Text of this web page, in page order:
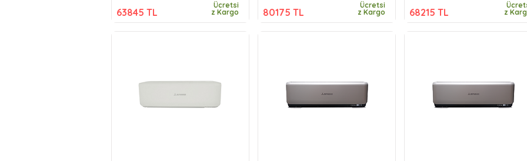
63845 TL
Ücretsi
z Kargo
80175 TL
Ücretsi
z Kargo
68215 TL
z